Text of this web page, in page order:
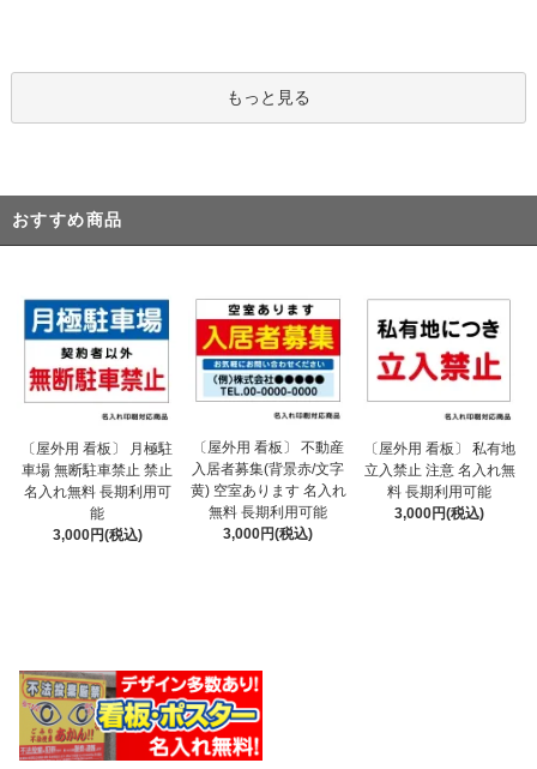
もっと見る
おすすめ商品
〔屋外用 看板〕 月極駐
車場 無断駐車禁止 禁止
名入れ無料 長期利用可
能
3,000円(税込)
〔屋外用 看板〕 不動産
入居者募集(背景赤/文字
黄) 空室あります 名入れ
無料 長期利用可能
3,000円(税込)
〔屋外用 看板〕 私有地
立入禁止 注意 名入れ無
料 長期利用可能
3,000円(税込)